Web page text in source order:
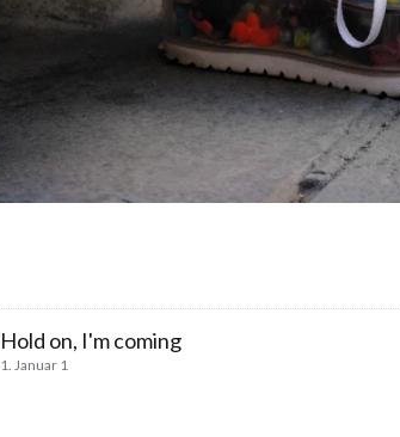
Hold on, I'm coming
1. Januar 1